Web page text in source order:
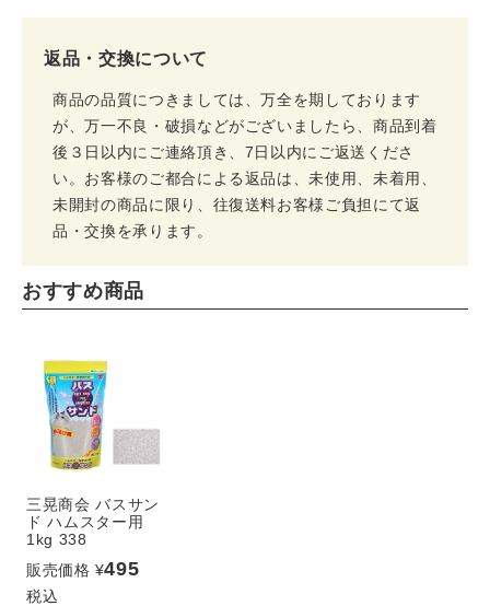
返品・交換について
商品の品質につきましては、万全を期しております
が、万一不良・破損などがございましたら、商品到着
後３日以内にご連絡頂き、7日以内にご返送くださ
い。お客様のご都合による返品は、未使用、未着用、
未開封の商品に限り、往復送料お客様ご負担にて返
品・交換を承ります。
おすすめ商品
三晃商会 バスサン
ド ハムスター用
1kg 338
販売価格 ¥495
税込